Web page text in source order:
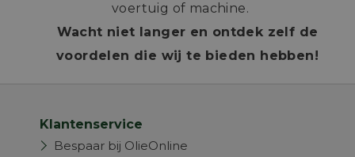
voertuig of machine.
Wacht niet langer en ontdek zelf de
voordelen die wij te bieden hebben!
Klantenservice
Bespaar bij OlieOnline